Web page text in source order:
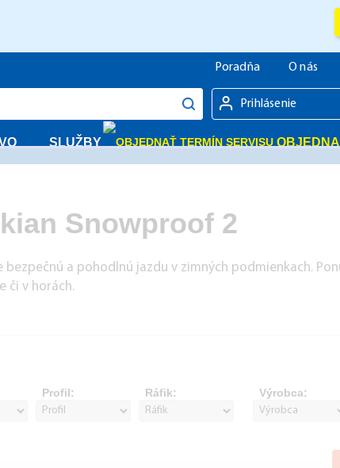
Prihlásenie
Poradňa O nás
SLUŽBY
Snowproof 2
bezpečnú a pohodlnú jazdu v zimných podmienkach.
či v horách.
Profil: Ráfik: Výrobca: